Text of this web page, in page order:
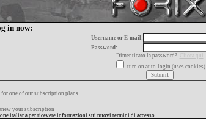
in now:
Username or E-mail:
Password:
Dimenticato la password?
Clicca qui
turn on auto-login (uses cookies)
one of our subscription plans
your subscription
italiana per ricevere informazioni sui nuovi termini di accesso